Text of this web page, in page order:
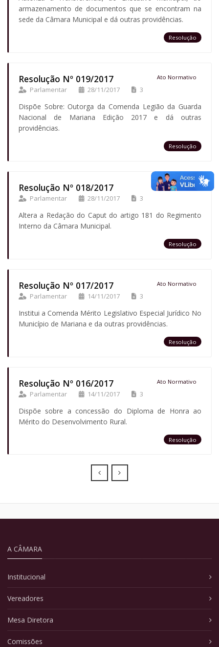
armazenamento de documentos que se encontram na
sede da Câmara Municipal e dá outras providências.
Resolução
Resolução Nº 019/2017 Ato Normativo
Parlamentar 28/11/2017 3
Dispõe Sobre: Outorga da Comenda Legião da Guarda
Nacional de Mariana Edição 2017 e dá outras
providências.
Resolução
Resolução Nº 018/2017 Ato Normativo
Parlamentar 28/11/2017 3
Altera a Redação do Caput do artigo 181 do Regimento
Interno da Câmara Municipal.
Resolução
Resolução Nº 017/2017 Ato Normativo
Parlamentar 14/11/2017 3
Institui a Comenda Mérito Legislativo Especial Jurídico No
Município de Mariana e da outras providências.
Resolução
Resolução Nº 016/2017 Ato Normativo
Parlamentar 14/11/2017 3
Dispõe sobre a concessão do Diploma de Honra ao
Mérito do Desenvolvimento Rural.
Resolução
Prev Next
A CÂMARA
Institucional
Vereadores
Mesa Diretora
Comissões